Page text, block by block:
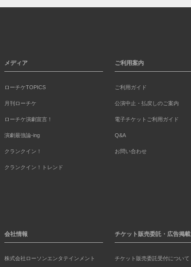
メディア
ローチケTOPICS
月刊ローチケ
ローチケ演劇宣言！
演劇最強論-ing
クランクイン！
クランクイン！トレンド
ご利用案内
ご利用ガイド
公演中止・払戻しのご案内
電子チケットご利用ガイド
Q&A
お問い合わせ
会社情報
株式会社ローソンエンタテインメント
チケット販売委託・広告掲載
チケット販売委託受付について